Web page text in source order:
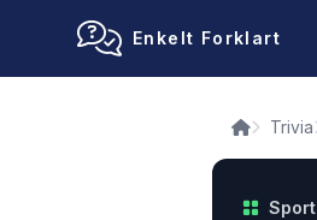
Enkelt Forklart
Trivia
Sport